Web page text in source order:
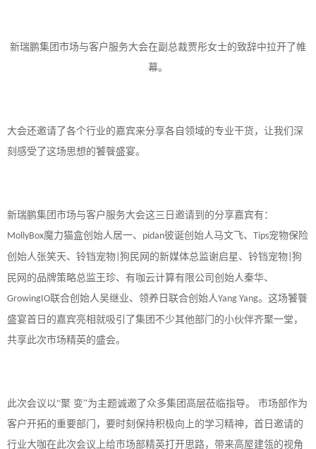
新瑞鹏集团市场与客户服务大会在副总裁贾彤女士的致辞中拉开了帷
幕。
大会还邀请了各个行业的嘉宾来分享各自领域的专业干货，让我们深
刻感受了这场思想的饕餮盛宴。
新瑞鹏集团市场与客户服务大会这三日邀请到的分享嘉宾有：
MollyBox魔力猫盒创始人居一、 pidan彼诞创始人马文飞、 Tips宠物保险
创始人张笑天、铃铛宠物 狗民网的新媒体总监谢启星、铃铛宠物 狗
民网的品牌策略总监王珍、有咖云计算有限公司创始人秦华、
GrowingIO联合创始人吴继业、领养日联合创始人Yang Yang。这场饕餮
盛宴首日的嘉宾亮相就吸引了集团不少其他部门的小伙伴齐聚一堂，
共享此次市场精英的盛会。
此次会议以“聚 变”为主题诚邀了众多集团高层莅临指导。 市场部作为
客户开拓的重要部门，要时刻保持积极向上的学习精神，首日邀请的
行业大咖在此次会议上给市场部精英打开思路，带来高屋建瓴的视角